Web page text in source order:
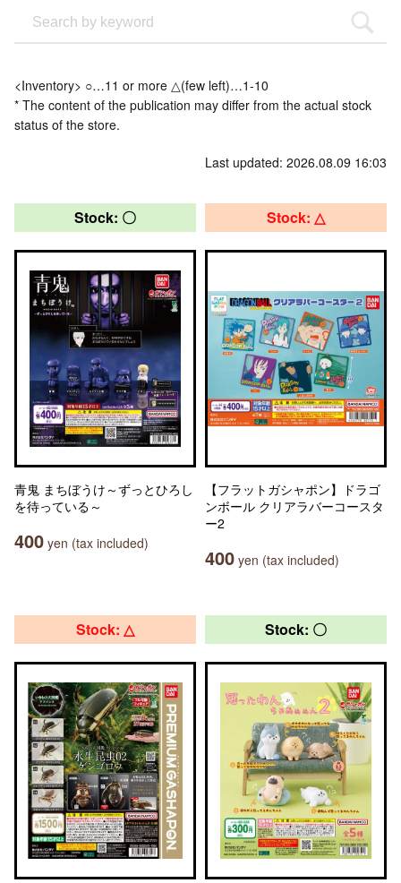
<Inventory> ○…11 or more △(few left)…1-10
* The content of the publication may differ from the actual stock
status of the store.
Last updated: 2026.08.09 16:03
Stock: 〇
青鬼 まちぼうけ～ずっとひろし
を待っている～
400 yen (tax included)
Stock: △
【フラットガシャポン】ドラゴ
ンボール クリアラバーコースタ
ー2
400 yen (tax included)
Stock: △ Stock: 〇